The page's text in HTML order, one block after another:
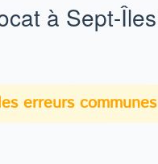
à Sept-Îles
erreurs communes